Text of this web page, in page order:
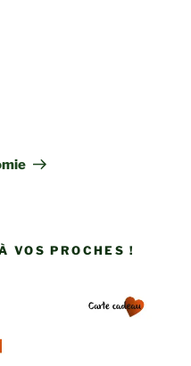
VOS PROCHES !